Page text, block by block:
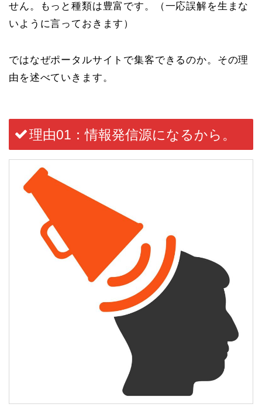
せん。もっと種類は豊富です。（一応誤解を生まな
いように言っておきます）
ではなぜポータルサイトで集客できるのか。その理
由を述べていきます。
理由01：情報発信源になるから。